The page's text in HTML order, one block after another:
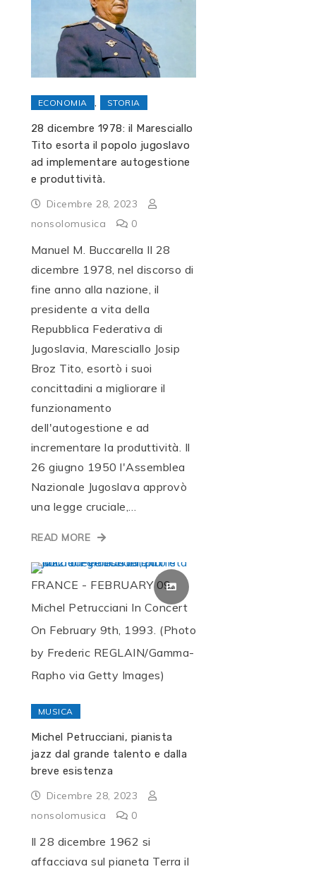
ECONOMIA STORIA
28 dicembre 1978: il Maresciallo
Tito esorta il popolo jugoslavo
ad implementare autogestione
e produttività.
Dicembre 28, 2023
nonsolomusica
0
Manuel M. Buccarella Il 28
dicembre 1978, nel discorso di
fine anno alla nazione, il
presidente a vita della
Repubblica Federativa di
Jugoslavia, Maresciallo Josip
Broz Tito, esortò i suoi
concittadini a migliorare il
funzionamento
dell'autogestione e ad
incrementare la produttività. Il
26 giugno 1950 l'Assemblea
Nazionale Jugoslava approvò
una legge cruciale,…
READ MORE
FRANCE - FEBRUARY 09:
Michel Petrucciani In Concert
On February 9th, 1993. (Photo
by Frederic REGLAIN/Gamma-
Rapho via Getty Images)
MUSICA
Michel Petrucciani, pianista
jazz dal grande talento e dalla
breve esistenza
Dicembre 28, 2023
nonsolomusica
0
Il 28 dicembre 1962 si
affacciava sul pianeta Terra il